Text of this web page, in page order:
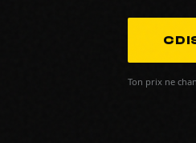
Ton prix ne